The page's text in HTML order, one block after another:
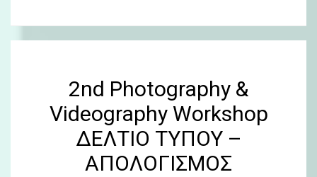
2nd Photography &
Videography Workshop
ΔΕΛΤΙΟ ΤΥΠΟΥ –
ΑΠΟΛΟΓΙΣΜΟΣ